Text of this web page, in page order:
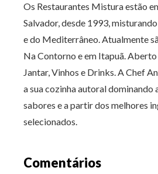
Os Restaurantes Mistura estão
Salvador, desde 1993,
e do Mediterrâneo. Atualmente
Na Contorno e em Itapuã.
Jantar, Vinhos e Drinks. A Chef
a sua cozinha autoral dominando
sabores e a partir dos melhores
selecionados.
Comentários